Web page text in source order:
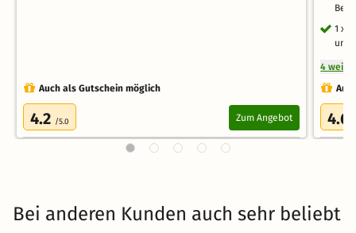
Auch als Gutschein möglich
4.2 /5.0 Zum Angebot
1 x
und
4
4.6
Bei anderen Kunden auch sehr beliebt